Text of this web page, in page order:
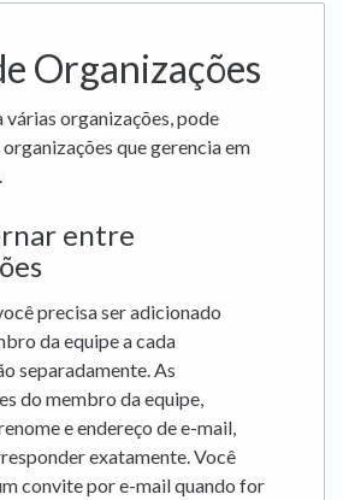
Organizações
várias organizações, pode
que gerencia em
entre
precisa ser adicionado
da equipe a cada
separadamente. As
do membro da equipe,
e endereço de e-mail,
exatamente. Você
convite por e-mail quando for